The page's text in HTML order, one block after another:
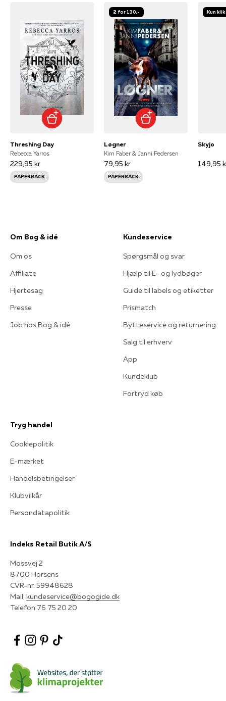
Threshing Day
Rebecca Yarros
229,95 kr
PAPERBACK
2 for 130,-
Løgner
Kim Faber & Janni Pedersen
79,95 kr
PAPERBACK
Kun
Skyjo
149,95
Om Bog & idé
Om os
Affiliate
Hjertesag
Presse
Job hos Bog & idé
Kundeservice
Spørgsmål og svar
Hjælp til E- og lydbøger
Guide til labels og etiketter
Prismatch
Bytteservice og returnering
Salg til erhverv
App
Kundeklub
Fortryd køb
Tryg handel
Cookiepolitik
E-mærket
Handelsbetingelser
Klubvilkår
Persondatapolitik
Indeks Retail Butik A/S
Mossvej 2
8700 Horsens
CVR-nr. 59948628
Mail: kundeservice@bogogide.dk
Telefon 76 75 20 20